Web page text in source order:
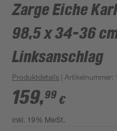
Zarge Eiche
98,5 x 34-36
Linksanschlag
Produktdetails | Artikelnummer:
159,99 €
inkl. 19% MwSt.